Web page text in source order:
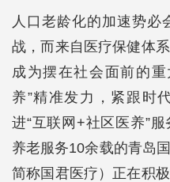
人口老龄化的加速势必
战，而来自医疗保健体
成为摆在社会面前的
养”精准发力，紧跟时
进“互联网+社区医养”
养老服务10余载的青岛
简称国君医疗）正在积